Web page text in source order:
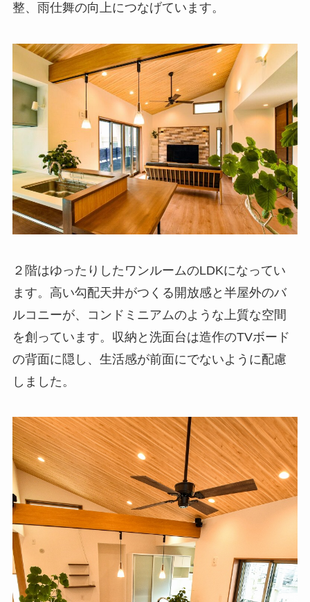
整、雨仕舞の向上につなげています。
２階はゆったりしたワンルームのLDKになってい
ます。高い勾配天井がつくる開放感と半屋外のバ
ルコニーが、コンドミニアムのような上質な空間
を創っています。収納と洗面台は造作のTVボード
の背面に隠し、生活感が前面にでないように配慮
しました。